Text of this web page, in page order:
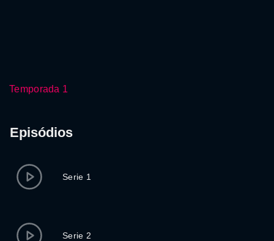
Temporada 1
Episódios
Serie 1
Serie 2